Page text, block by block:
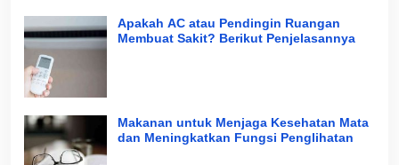
Apakah AC atau Pendingin Ruangan
Membuat Sakit? Berikut Penjelasannya
Makanan untuk Menjaga Kesehatan Mata
dan Meningkatkan Fungsi Penglihatan